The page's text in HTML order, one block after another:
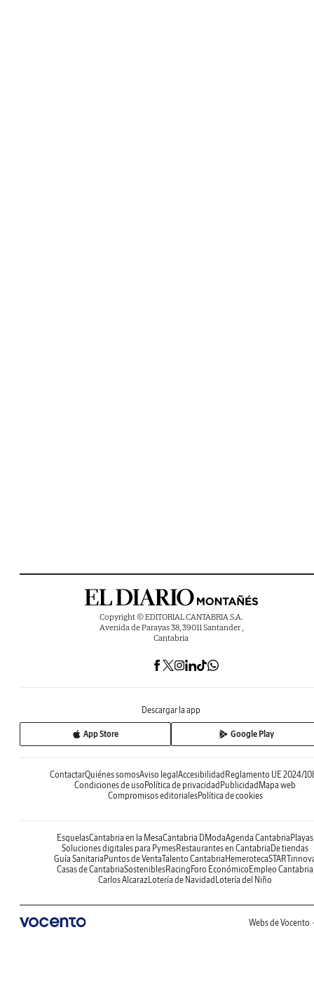
Copyright © EDITORIAL CANTABRIA S.A.
Avenida de Parayas 38, 39011 Santander ,
Cantabria
Descargar la app
App Store Google Play
ContactarQuiénes somosAviso legalAccesibilidadReglamento UE 2024/
Condiciones de usoPolítica de privacidadPublicidadMapa web
Compromisos editorialesPolítica de cookies
EsquelasCantabria en la MesaCantabria DModaAgenda CantabriaPlayas
Soluciones digitales para PymesRestaurantes en CantabriaDe tiendas
Guía SanitariaPuntos de VentaTalento CantabriaHemeroteca
Casas de CantabriaSosteniblesRacingForo EconómicoEmpleo Cantabria
Carlos AlcarazLotería de NavidadLotería del Niño
Webs de Vocento